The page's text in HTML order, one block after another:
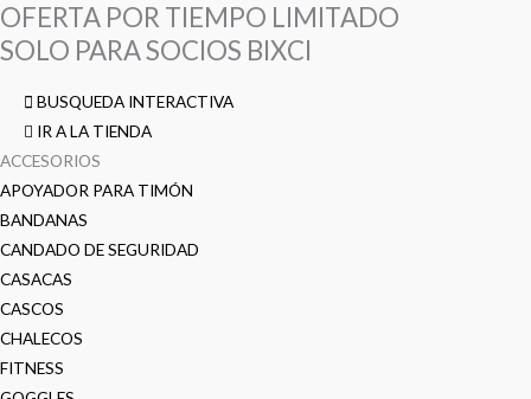
OFERTA POR TIEMPO LIMITADO
SOLO PARA SOCIOS BIXCI
BUSQUEDA INTERACTIVA
IR A LA TIENDA
ACCESORIOS
APOYADOR PARA TIMÓN
BANDANAS
CANDADO DE SEGURIDAD
CASACAS
CASCOS
CHALECOS
FITNESS